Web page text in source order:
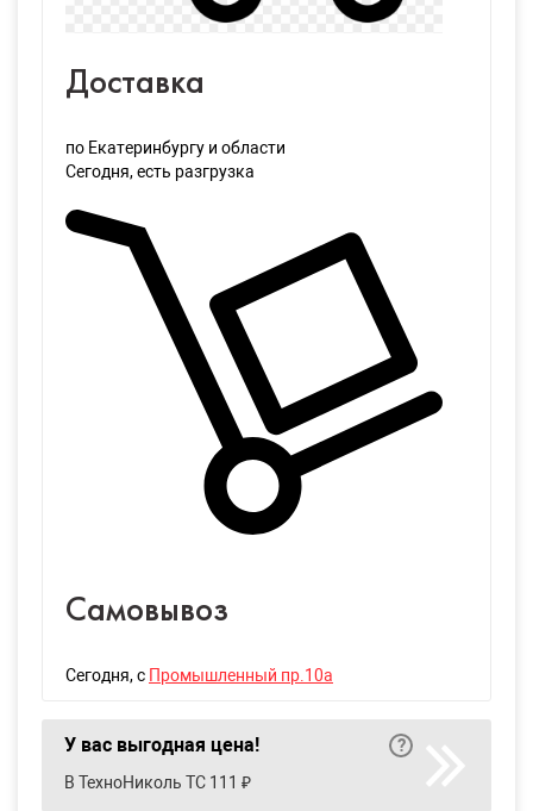
Доставка
по Екатеринбургу и области
Сегодня, есть разгрузка
Самовывоз
Сегодня, с Промышленный пр.10а
У вас выгодная цена!
В ТехноНиколь ТС 111 ₽